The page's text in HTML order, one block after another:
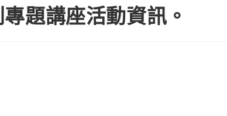
題講座活動資訊。